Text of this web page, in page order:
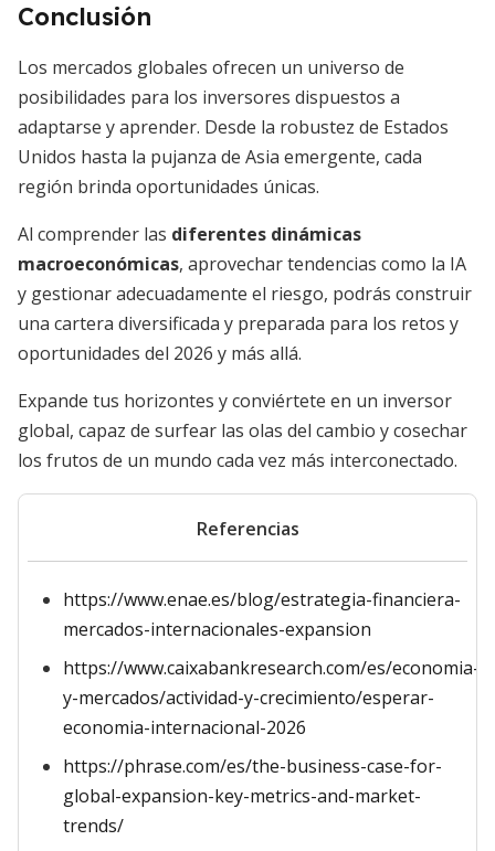
Conclusión
Los mercados globales ofrecen un universo de
posibilidades para los inversores dispuestos a
adaptarse y aprender. Desde la robustez de Estados
Unidos hasta la pujanza de Asia emergente, cada
región brinda oportunidades únicas.
Al comprender las diferentes dinámicas
macroeconómicas, aprovechar tendencias como la IA
y gestionar adecuadamente el riesgo, podrás construir
una cartera diversificada y preparada para los retos y
oportunidades del 2026 y más allá.
Expande tus horizontes y conviértete en un inversor
global, capaz de surfear las olas del cambio y cosechar
los frutos de un mundo cada vez más interconectado.
Referencias
https://www.enae.es/blog/estrategia-financiera-
mercados-internacionales-expansion
https://www.caixabankresearch.com/es/economia-
y-mercados/actividad-y-crecimiento/esperar-
economia-internacional-2026
https://phrase.com/es/the-business-case-for-
global-expansion-key-metrics-and-market-
trends/